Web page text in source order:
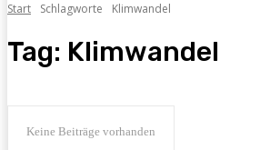
Start Schlagworte Klimwandel
Tag: Klimwandel
Keine Beiträge vorhanden